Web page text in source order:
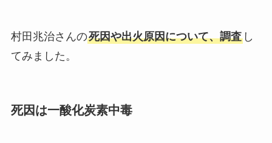
村田兆治さんの死因や出火原因について、調査し
てみました。
死因は一酸化炭素中毒